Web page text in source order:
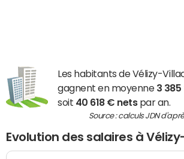
Les habitants de Vélizy-
gagnent en moyenne 3
soit 40 618 € netspar an.
Source : calculs JDN
Evolution des salaires à